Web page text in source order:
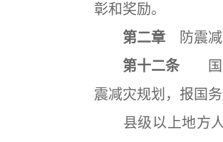
彰和奖励。
第二章 防震减
第十二条 国务
震减灾规划，报国
县级以上地方人